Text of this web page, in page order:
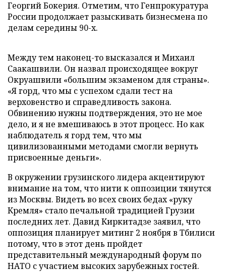
Георгий Бокерия. Отметим, что Генпрокуратура
России продолжает разыскивать бизнесмена по
делам середины 90-х.
Между тем наконец-то высказался и Михаил
Саакашвили. Он назвал происходящее вокруг
Окруашвили «большим экзаменом для страны».
«Я горд, что мы с успехом сдали тест на
верховенство и справедливость закона.
Обвинению нужны подтверждения, это не мое
дело, и я не вмешиваюсь в этот процесс. Но как
наблюдатель я горд тем, что мы
цивилизованными методами смогли вернуть
присвоенные деньги».
В окружении грузинского лидера акцентируют
внимание на том, что нити к оппозиции тянутся
из Москвы. Видеть во всех своих бедах «руку
Кремля» стало печальной традицией Грузии
последних лет. Давид Киркитадзе заявил, что
оппозиция планирует митинг 2 ноября в Тбилиси
потому, что в этот день пройдет
представительный международный форум по
НАТО с участием высоких зарубежных гостей.